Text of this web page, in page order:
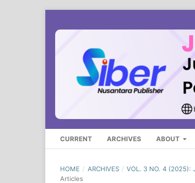
CURRENT ARCHIVES ABOUT
HOME / ARCHIVES / VOL. 3 NO. 4 (2025):
Articles